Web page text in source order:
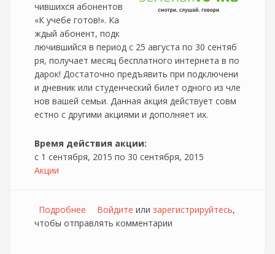
чившихся абонентов
«К учебе готов!». Ка
ждый абонент, подк
лючившийся в период с 25 августа по 30 сентяб
ря, получает месяц бесплатного интернета в по
дарок! Достаточно предъявить при подключени
и дневник или студенческий билет одного из чле
нов вашей семьи. Данная акция действует совм
естно с другими акциями и дополняет их.
Время действия акции:
с 1 сентября, 2015 по 30 сентября, 2015
Акции
Подробнее о Акция "К учёбе готов" от провайдера
Зелёная точка (г.Елец)
Войдите или зарегистрируйтесь,
чтобы отправлять комментарии